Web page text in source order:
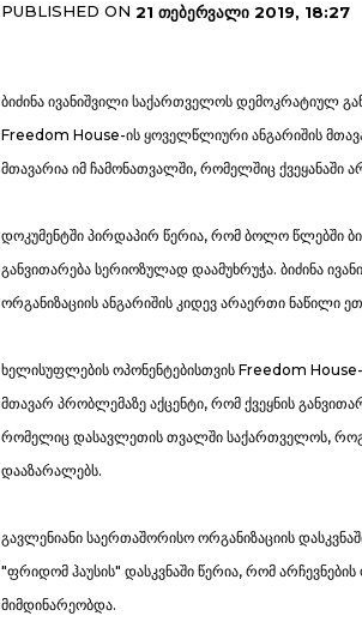
PUBLISHED ON 21 ᲗᲔᲑᲔᲠᲕᲐᲚᲘ 2019, 18:27
ბიძინა ივანიშვილი საქართველოს დემოკრატიულ
Freedom House-ის ყოველწლიური ანგარიშის
მთავარია იმ ჩამონათვალში, რომელშიც ქვეყანაში
დოკუმენტში პირდაპირ წერია, რომ ბოლო წლებში
განვითარება სერიოზულად დაამუხრუჭა. ბიძინა
ორგანიზაციის ანგარიშის კიდევ არაერთი ნაწილი
ხელისუფლების ოპონენტებისთვის Freedom
მთავარ პრობლემაზე აქცენტი, რომ ქვეყნის
რომელიც დასავლეთის თვალში საქართველოს,
დააზარალებს.
გავლენიანი საერთაშორისო ორგანიზაციის
"ფრიდომ ჰაუსის" დასკვნაში წერია, რომ
მიმდინარეობდა.